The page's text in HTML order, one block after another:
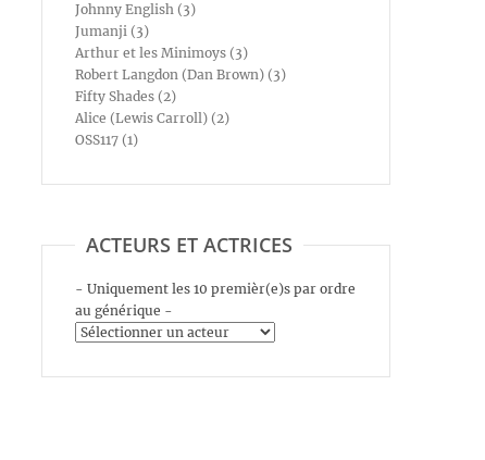
Johnny English (3)
Jumanji (3)
Arthur et les Minimoys (3)
Robert Langdon (Dan Brown) (3)
Fifty Shades (2)
Alice (Lewis Carroll) (2)
OSS117 (1)
ACTEURS ET ACTRICES
- Uniquement les 10 premièr(e)s par ordre
au générique -